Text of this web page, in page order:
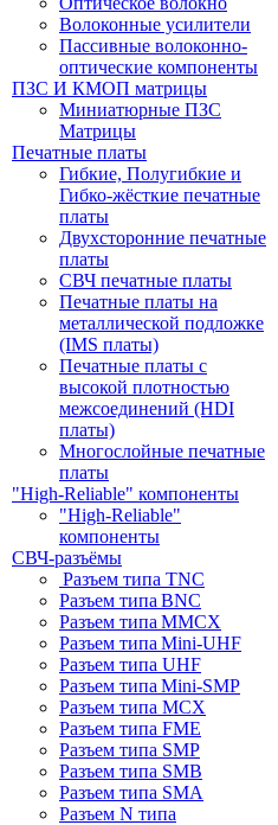
Волоконные усилители
Пассивные волоконно-
оптические компоненты
ПЗС И КМОП матрицы
Миниатюрные ПЗС
Матрицы
Печатные платы
Гибкие, Полугибкие и
Гибко-жёсткие печатные
платы
Двухсторонние печатные
платы
СВЧ печатные платы
Печатные платы на
металлической подложке
(IMS платы)
Печатные платы с
высокой плотностью
межсоединений (HDI
платы)
Многослойные печатные
платы
"High-Reliable" компоненты
"High-Reliable"
компоненты
СВЧ-разъёмы
Разъем типа TNC
Разъем типа BNC
Разъем типа MMCX
Разъем типа Mini-UHF
Разъем типа UHF
Разъем типа Mini-SMP
Разъем типа MCX
Разъем типа FME
Разъем типа SMP
Разъем типа SMB
Разъем типа SMA
Разъем N типа